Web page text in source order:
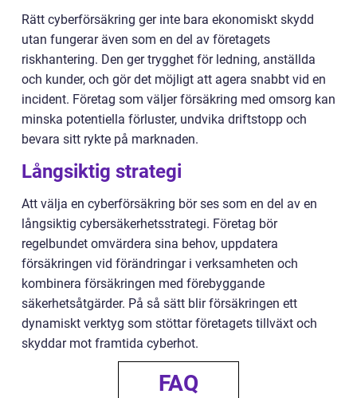
Rätt cyberförsäkring ger inte bara ekonomiskt skydd
utan fungerar även som en del av företagets
riskhantering. Den ger trygghet för ledning, anställda
och kunder, och gör det möjligt att agera snabbt vid en
incident. Företag som väljer försäkring med omsorg kan
minska potentiella förluster, undvika driftstopp och
bevara sitt rykte på marknaden.
Långsiktig strategi
Att välja en cyberförsäkring bör ses som en del av en
långsiktig cybersäkerhetsstrategi. Företag bör
regelbundet omvärdera sina behov, uppdatera
försäkringen vid förändringar i verksamheten och
kombinera försäkringen med förebyggande
säkerhetsåtgärder. På så sätt blir försäkringen ett
dynamiskt verktyg som stöttar företagets tillväxt och
skyddar mot framtida cyberhot.
FAQ